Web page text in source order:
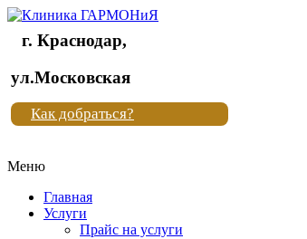
Клиника
"Новая
жизнь"
Клиника
жизнь"
г. Краснодар,
ул.Московская
Как добраться?
Меню
Главная
Услуги
Прайс на услуги